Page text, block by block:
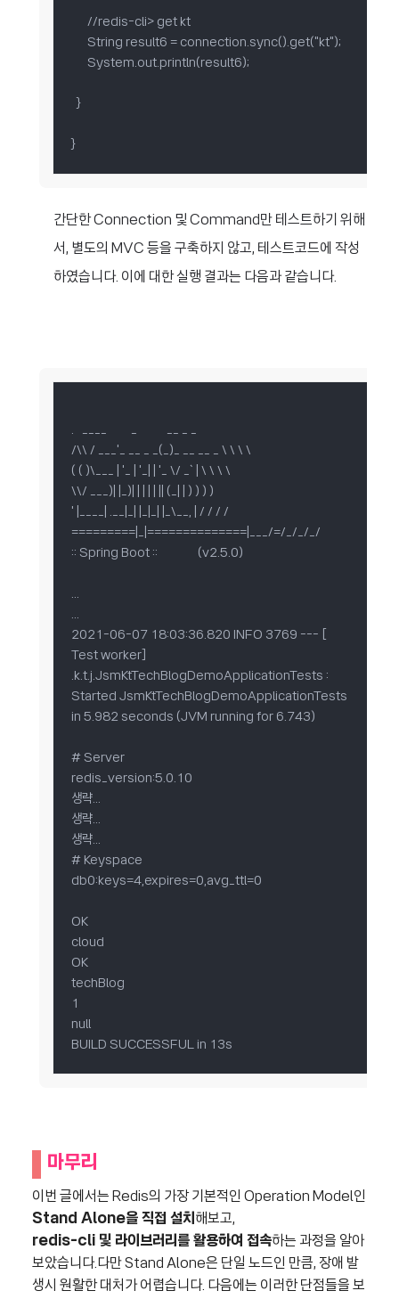
  }
}​
간단한 Connection 및 Command만 테스트하기 위해
서, 별도의 MVC 등을 구축하지 않고, 테스트코드에 작성
하였습니다. 이에 대한 실행 결과는 다음과 같습니다.
.   ____         _           __ _ _
/\\ / ___'_ __ _ _(_)_ __ __ _ \ \ \ \
( ( )\___ | '_ | '_| | '_ \/ _` | \ \ \ \
\\/ ___)| |_)| | | | | || (_| | ) ) ) )
' |____| .__|_| |_|_| |_\__, | / / / /
=========|_|==============|___/=/_/_/_/
:: Spring Boot ::               (v2.5.0)
...
...
2021-06-07 18:03:36.820 INFO 3769 --- [
Test worker]
.k.t.j.JsmKtTechBlogDemoApplicationTests :
Started JsmKtTechBlogDemoApplicationTests
in 5.982 seconds (JVM running for 6.743)
# Server
redis_version:5.0.10
생략...
생략...
생략...
# Keyspace
db0:keys=4,expires=0,avg_ttl=0
OK
cloud
OK
techBlog
1
null
BUILD SUCCESSFUL in 13s
마무리
이번 글에서는 Redis의 가장 기본적인 Operation Model인
Stand Alone을 직접 설치 해보고,
redis-cli 및 라이브러리를 활용하여 접속하는 과정을 알아
보았습니다.다만 Stand Alone은 단일 노드인 만큼, 장애 발
생시 원활한 대처가 어렵습니다. 다음에는 이러한 단점들을 보